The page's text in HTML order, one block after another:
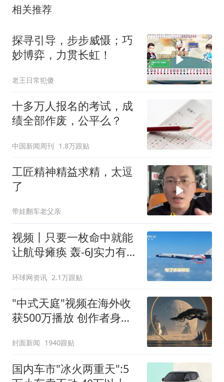
相关推荐
探寻引导，步步威慑；巧
妙博弈，力贯长虹！
老王日常犯傻
十多万人报名的考试，成
绩全部作废，公平么？
中国新闻周刊 1.8万跟贴
工匠精神精益求精，太逗
了
带娃翻车老父亲
视频丨只要一枚命中就能
让航母瘫痪 轰-6J实力有多
环球网资讯 2.1万跟贴
"中式天庭"视频在海外收
获500万播放 创作者身份
封面新闻 1940跟贴
国内车市"冰火两重天":5